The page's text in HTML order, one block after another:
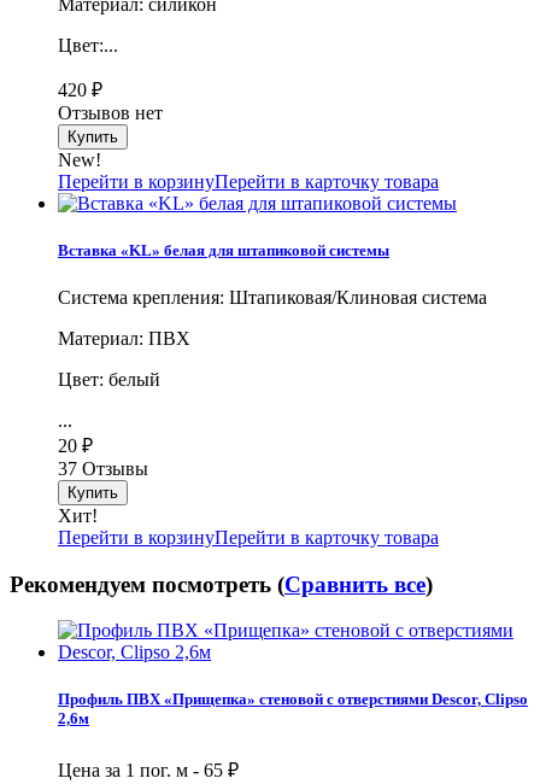
Цвет:...
420 ₽
Отзывов нет
New!
Перейти в корзинуПерейти в карточку товара
Вставка «KL» белая для штапиковой системы
Система крепления: Штапиковая/Клиновая система
Материал: ПВХ
Цвет: белый
...
20 ₽
37 Отзывы
Хит!
Перейти в корзинуПерейти в карточку товара
Рекомендуем посмотреть (Сравнить все)
Профиль ПВХ «Прищепка» стеновой с отверстиями Descor, Clipso
2,6м
Цена за 1 пог. м - 65 ₽